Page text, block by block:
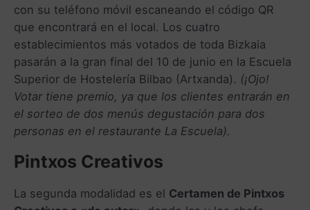
con su teléfono móvil escaneando el código QR
que encontrará en el local. Los cuatro
establecimientos más votados de toda Bizkaia
pasarán a la gran final del 10 de junio en la Escuela
Superior de Hostelería Bilbao (Artxanda). (¡Ojo!
Votar tiene premio, ya que los clientes entrarán en
el sorteo de dos menús degustación para dos
personas en el restaurante La Escuela).
Pintxos Creativos
La segunda modalidad es el Certamen de Pintxos